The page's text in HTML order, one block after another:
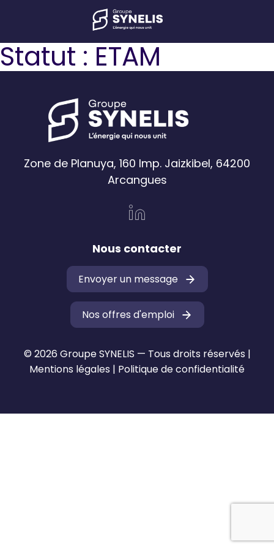
Statut : ETAM
Zone de Planuya, 160 Imp. Jaizkibel, 64200
Arcangues
Nous contacter
Envoyer un message
Nos offres d'emploi
© 2026 Groupe SYNELIS — Tous droits réservés |
Mentions légales | Politique de confidentialité